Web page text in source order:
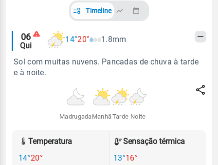
Timeline
Alertas
meteorológicos
06
Qui
14°20° 1.8mm
Sol com muitas nuvens. Pancadas de chuva à tarde
e à noite.
Madrugada Manhã Tarde Noite
Temperatura
14°20°
Sensação térmica
13°16°